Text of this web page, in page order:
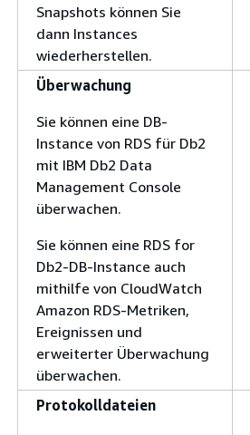
Snapshots können Sie
dann Instances
wiederherstellen.
Überwachung
Sie können eine DB-
Instance von RDS für Db2
mit IBM Db2 Data
Management Console
überwachen.
Sie können eine RDS for
Db2-DB-Instance auch
mithilfe von CloudWatch
Amazon RDS-Metriken,
Ereignissen und
erweiterter Überwachung
überwachen.
Protokolldateien